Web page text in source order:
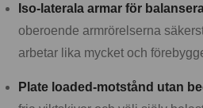
Iso-laterala armar för
oberoende armrörelserna
arbetar lika mycket och
Plate loaded-motstånd utan